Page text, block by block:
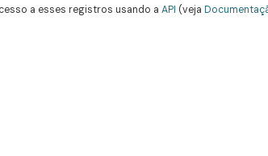
a esses registros usando a API (veja